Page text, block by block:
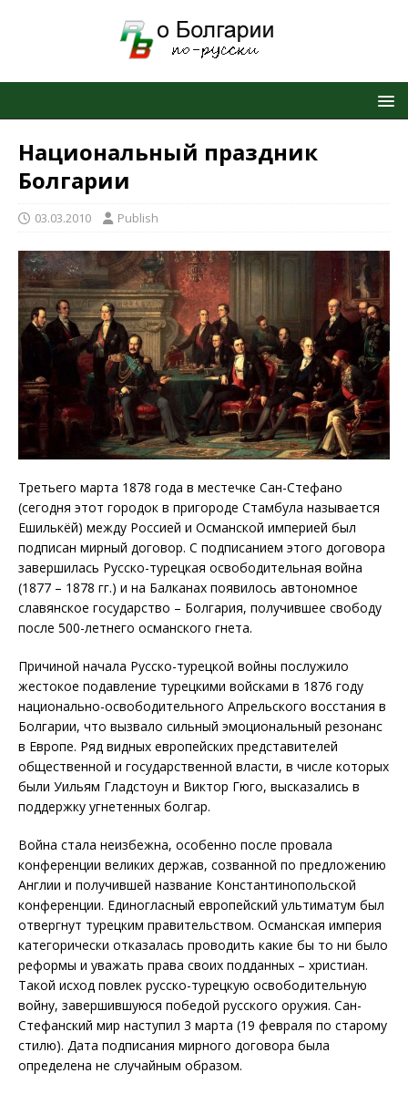
Национальный праздник
Болгарии
03.03.2010 Publish
Третьего марта 1878 года в местечке Сан-Стефано
(сегодня этот городок в пригороде Стамбула называется
Ешилькёй) между Россией и Османской империей был
подписан мирный договор. С подписанием этого договора
завершилась Русско-турецкая освободительная война
(1877 – 1878 гг.) и на Балканах появилось автономное
славянское государство – Болгария, получившее свободу
после 500-летнего османского гнета.
Причиной начала Русско-турецкой войны послужило
жестокое подавление турецкими войсками в 1876 году
национально-освободительного Апрельского восстания в
Болгарии, что вызвало сильный эмоциональный резонанс
в Европе. Ряд видных европейских представителей
общественной и государственной власти, в числе которых
были Уильям Гладстоун и Виктор Гюго, высказались в
поддержку угнетенных болгар.
Война стала неизбежна, особенно после провала
конференции великих держав, созванной по предложению
Англии и получившей название Константинопольской
конференции. Единогласный европейский ультиматум был
отвергнут турецким правительством. Османская империя
категорически отказалась проводить какие бы то ни было
реформы и уважать права своих подданных – христиан.
Такой исход повлек русско-турецкую освободительную
войну, завершившуюся победой русского оружия. Сан-
Стефанский мир наступил 3 марта (19 февраля по старому
стилю). Дата подписания мирного договора была
определена не случайным образом.